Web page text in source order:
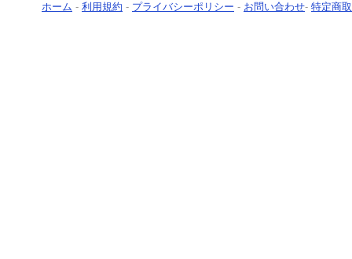
ホーム - 利用規約 - プライバシーポリシー - お問い合わせ- 特定商